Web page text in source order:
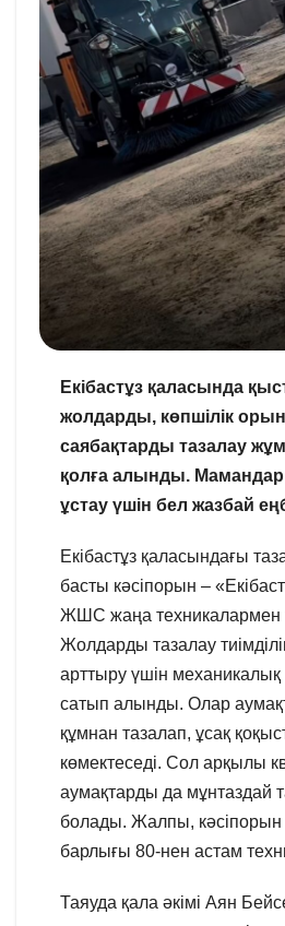
Екібастұз қаласында
жолдарды, көпшілік
саябақтарды тазалау
қолға алынды.
ұстау үшін бел жазбай
Екібастұз қаласындағы
басты кәсіпорын –
ЖШС жаңа техникалармен
Жолдарды тазалау
арттыру үшін
сатып алынды. Олар
құмнан тазалап, ұсақ
көмектеседі. Сол арқылы
аумақтарды да мұнтаздай
болады. Жалпы, кәсіпорын
барлығы 80-нен астам
Таяуда қала әкімі Аян